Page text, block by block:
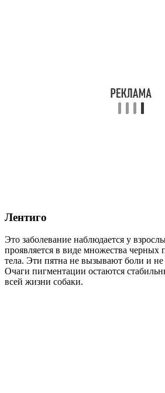
Лентиго
Это заболевание наблюдается у
проявляется в виде множества черных
тела. Эти пятна не вызывают боли и не
Очаги пигментации остаются
всей жизни собаки.